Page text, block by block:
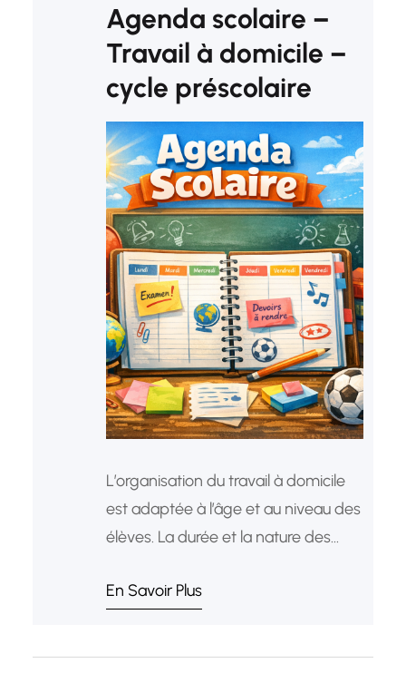
Agenda scolaire –
Travail à domicile –
cycle préscolaire
L’organisation du travail à domicile
est adaptée à l’âge et au niveau des
élèves. La durée et la nature des
afin de développer l’autonomie des
En Savoir Plus